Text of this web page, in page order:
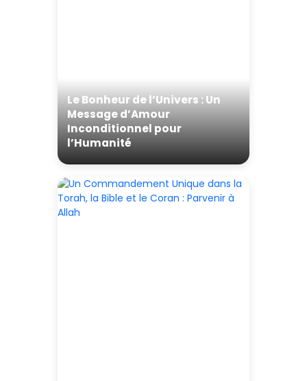
Le Bonheur de l’Univers : Un
Message d’Amour
Inconditionnel pour
l’Humanité